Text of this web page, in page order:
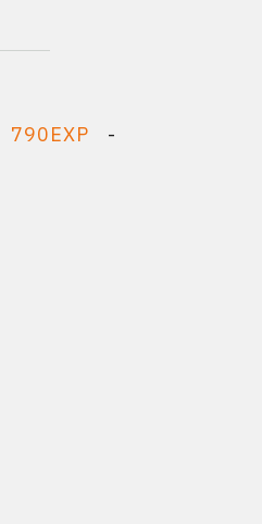
790EXP -